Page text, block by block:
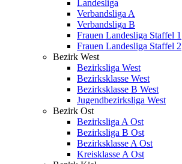
Landesliga
Verbandsliga A
Verbandsliga B
Frauen Landesliga Staffel 1
Frauen Landesliga Staffel 2
Bezirk West
Bezirksliga West
Bezirksklasse West
Bezirksklasse B West
Jugendbezirksliga West
Bezirk Ost
Bezirksliga A Ost
Bezirksliga B Ost
Bezirksklasse A Ost
Kreisklasse A Ost